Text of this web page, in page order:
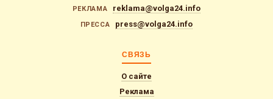
РЕКЛАМА reklama@volga24.info
ПРЕССА press@volga24.info
СВЯЗЬ
О сайте
Реклама